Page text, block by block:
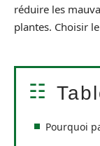
réduire les
plantes. Choisir
Pourquoi